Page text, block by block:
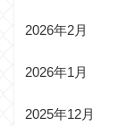
2026年2月
2026年1月
2025年12月